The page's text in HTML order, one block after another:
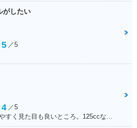
がしたい
5 ／5
4 ／5
満足ポイント:低価格で買いやすく見た目も良いところ。125ccなので扱いやすい。